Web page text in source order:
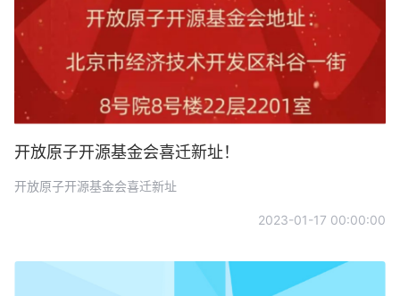
开放原子开源基金会喜迁新址！
开放原子开源基金会喜迁新址
2023-01-17 00:00:00